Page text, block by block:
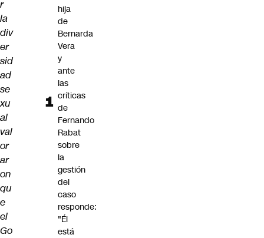
r
la
div
er
sid
ad
se
xu
al
val
or
ar
on
qu
e
el
Go
hija
de
Bernarda
Vera
y
ante
las
críticas
de
Fernando
Rabat
sobre
la
gestión
del
caso
responde:
"Él
está